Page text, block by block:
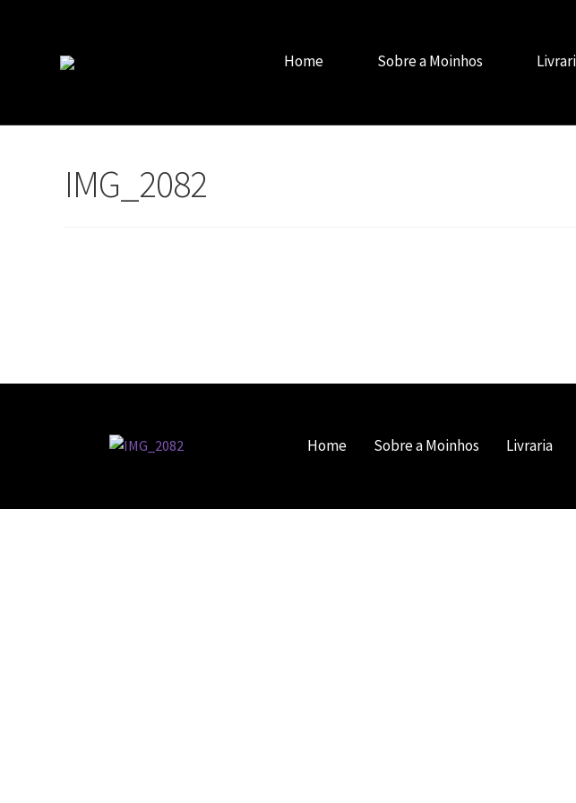
Home Sobre a Moinhos
IMG_2082
Home Sobre a Moinhos Livraria